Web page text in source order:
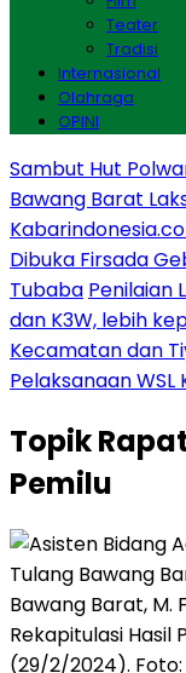
Teater
Tradisi
Internasional
Olahraga
OPINI
Sambut Hut
Bawang Barat
Dibuka Firsada
Tubaba Penilaian
dan K3W, lebih
Kecamatan dan
Pelaksanaan WSL
Topik
Pemilu